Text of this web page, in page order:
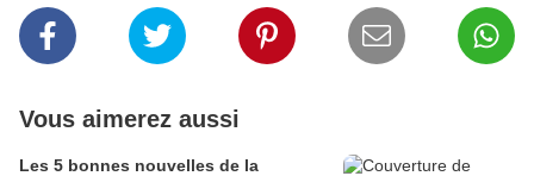
Vous aimerez aussi
Les 5 bonnes nouvelles de la